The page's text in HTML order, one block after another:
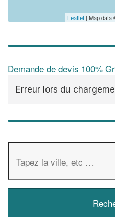
Leaflet | Map data
Demande de devis 100%
Erreur lors du